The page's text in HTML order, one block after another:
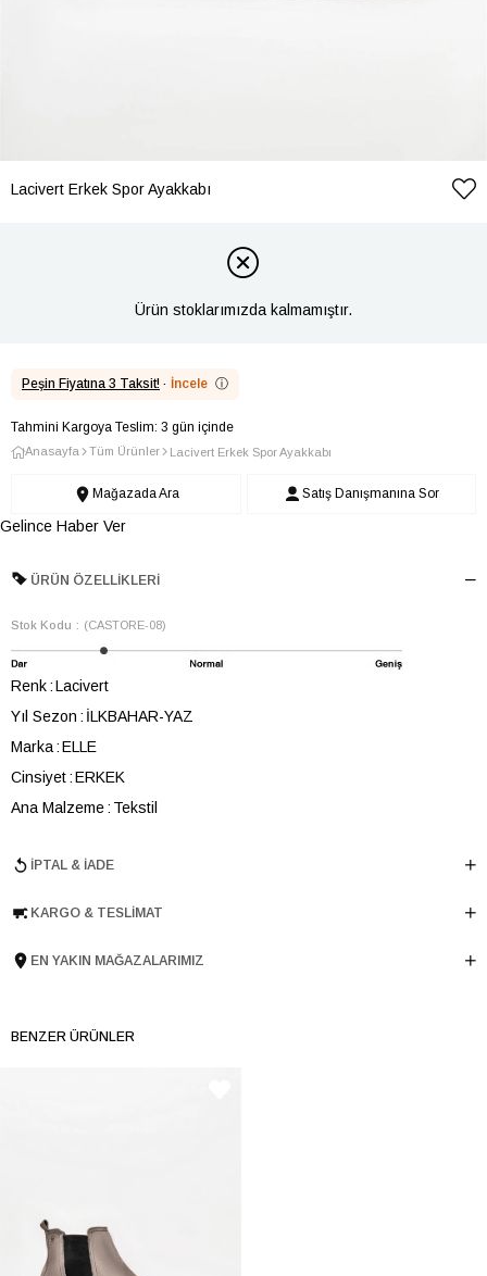
Lacivert Erkek Spor Ayakkabı
Ürün stoklarımızda kalmamıştır.
Peşin Fiyatına 3 Taksit! · İncele ⓘ
Tahmini Kargoya Teslim: 3 gün içinde
Anasayfa Tüm Ürünler Lacivert Erkek Spor Ayakkabı
Mağazada Ara Satış Danışmanına Sor
Gelince Haber Ver
ÜRÜN ÖZELLIKLERI
Stok Kodu (CASTORE-08)
Renk Lacivert
Yıl Sezon
İLKBAHAR-YAZ
Marka ELLE
Cinsiyet ERKEK
Ana Malzeme Tekstil
Topuk Boyu 3.5 cm
Taban Yüksekliği 3.5 cm
İPTAL & İADE
KARGO & TESLIMAT
EN YAKIN MAĞAZALARIMIZ
BENZER ÜRÜNLER